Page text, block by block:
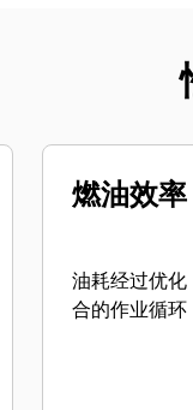
燃油效率
油耗经过优
合的作业循环